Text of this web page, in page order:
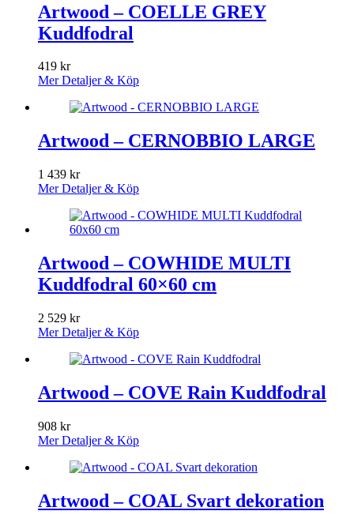
Artwood – COELLE GREY
Kuddfodral
419 kr
Mer Detaljer & Köp
Artwood – CERNOBBIO LARGE
1 439 kr
Mer Detaljer & Köp
Artwood – COWHIDE MULTI
Kuddfodral 60×60 cm
2 529 kr
Mer Detaljer & Köp
Artwood – COVE Rain Kuddfodral
908 kr
Mer Detaljer & Köp
Artwood – COAL Svart dekoration